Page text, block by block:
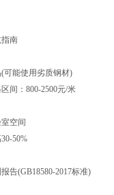
南
可能使用劣质钢材)
间：800-2500元/米
空间
50%
告(GB18580-2017标准)